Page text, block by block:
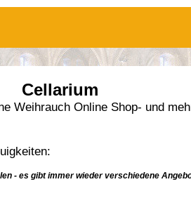
Cellarium
Weihrauch Online Shop- und
- es gibt immer wieder verschiedene